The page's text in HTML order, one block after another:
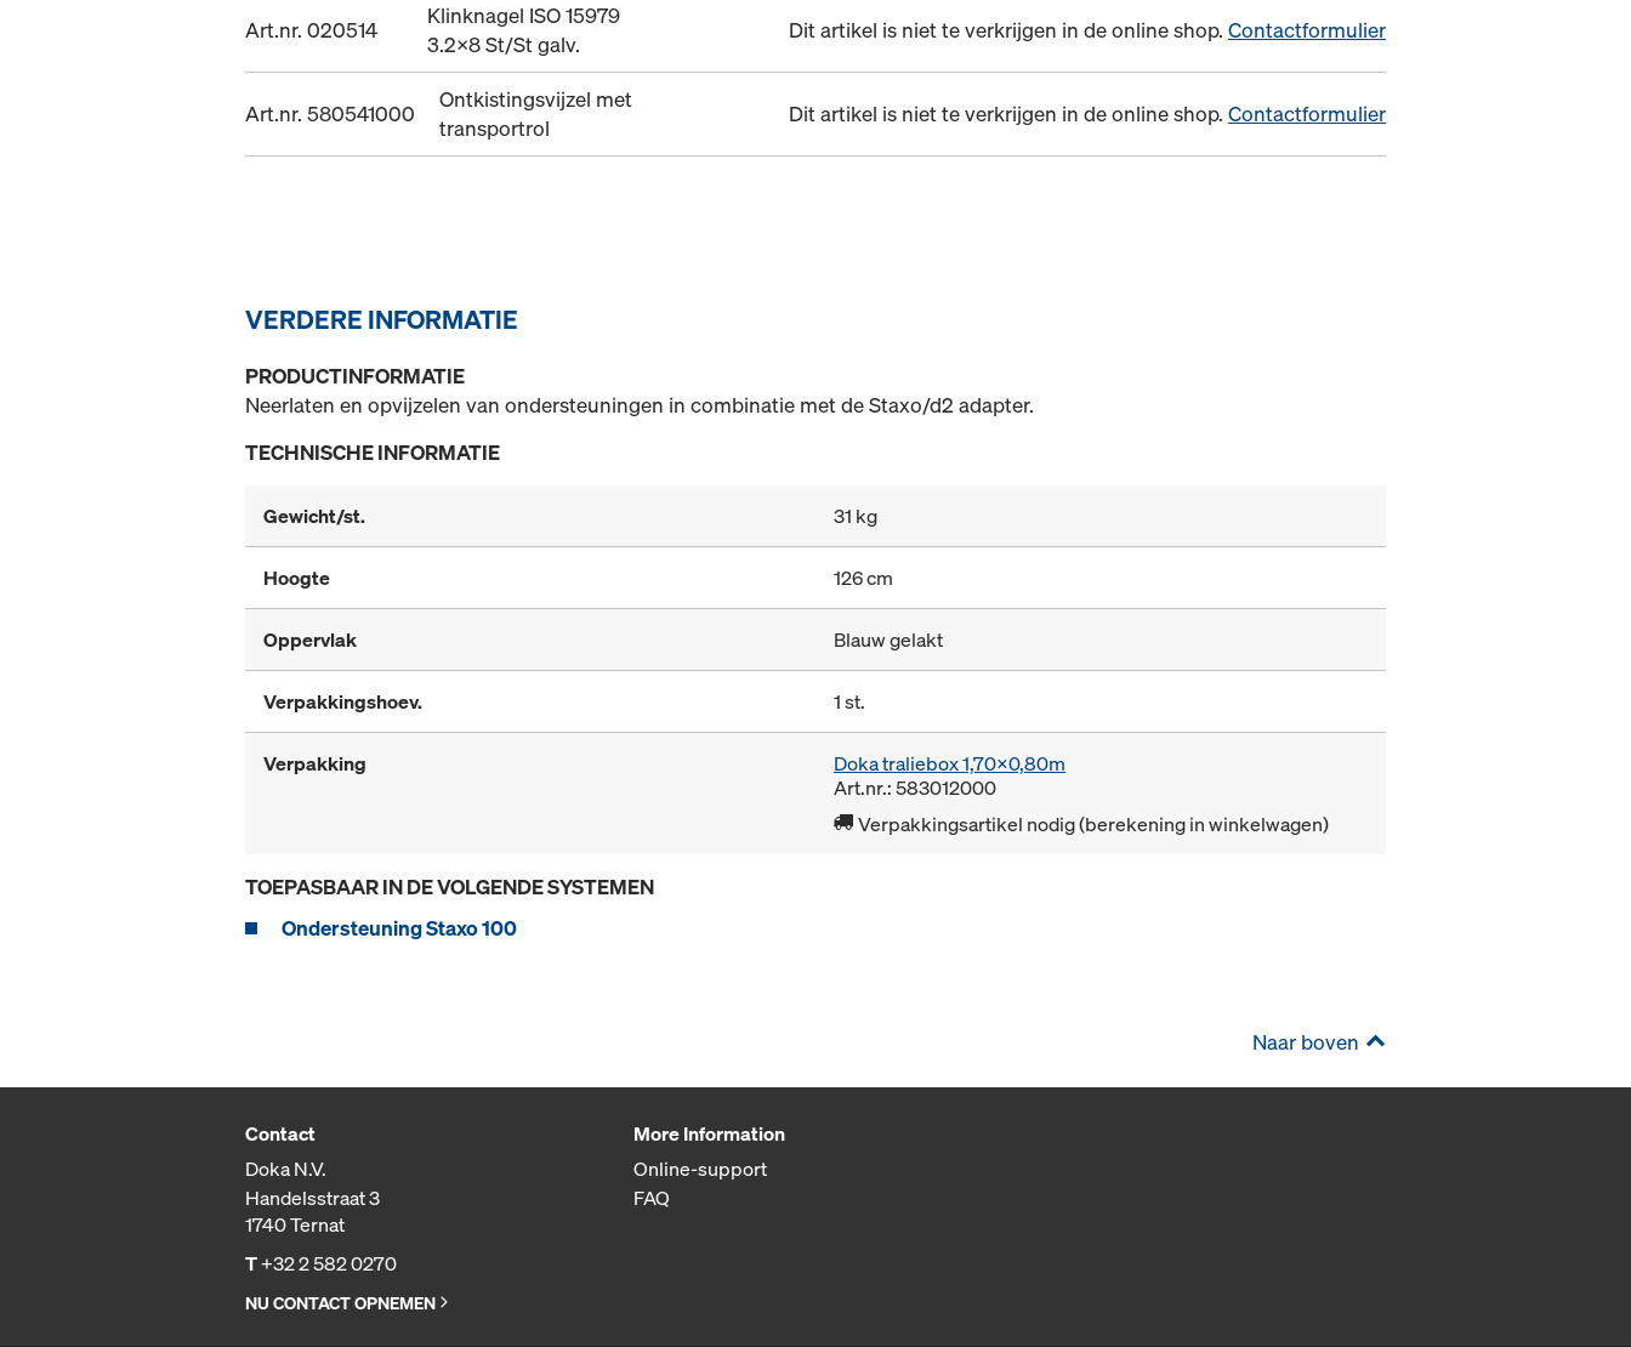
Art.nr. 020514
Klinknagel ISO 15979
3.2x8 St/St galv.
Dit artikel is niet te verkrijgen in de online shop. Contactformulier
Art.nr. 580541000
Ontkistingsvijzel met
transportrol
Dit artikel is niet te verkrijgen in de online shop. Contactformulier
VERDERE INFORMATIE
PRODUCTINFORMATIE
Neerlaten en opvijzelen van ondersteuningen in combinatie met de Staxo/d2 adapter.
TECHNISCHE INFORMATIE
Gewicht/st. 31 kg
Hoogte 126 cm
Oppervlak Blauw gelakt
Verpakkingshoev. 1 st.
Verpakking
Doka traliebox 1,70x0,80m
Art.nr.: 583012000
Verpakkingsartikel nodig (berekening in winkelwagen)
TOEPASBAAR IN DE VOLGENDE SYSTEMEN
Ondersteuning Staxo 100
Naar boven
Contact
Doka N.V.
Handelsstraat 3
1740 Ternat
T+32 2 582 0270
NU CONTACT OPNEMEN
More Information
Online-support
FAQ